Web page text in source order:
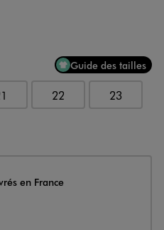
Guide des tailles
22 23
en France